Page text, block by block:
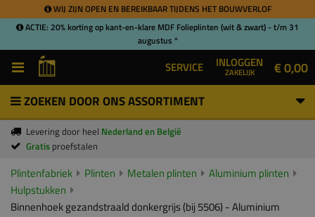
WIJ ZIJN OPEN EN BEREIKBAAR TIJDENS HET BOUWVERLOF
ACTIE: 20% korting op kant-en-klare MDF Folieplinten (wit & zwart) - t/m 31
augustus *
SERVICE INLOGGEN
ZAKELIJK € 0,00
ZOEKEN DOOR ONS ASSORTIMENT
Levering door heel Nederland en België
Gratis proefstalen
Plintenfabriek Plinten Metalen plinten
Aluminium plinten
Hulpstukken
Binnenhoek gezandstraald donkergrijs (bij 5506) - Aluminium